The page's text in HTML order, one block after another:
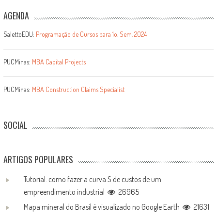
AGENDA
SalettoEDU: Programação de Cursos para 1o. Sem. 2024
PUCMinas: MBA Capital Projects
PUCMinas: MBA Construction Claims Specialist
SOCIAL
ARTIGOS POPULARES
Tutorial: como fazer a curva S de custos de um
empreendimento industrial
26965
Mapa mineral do Brasil é visualizado no Google Earth
21631